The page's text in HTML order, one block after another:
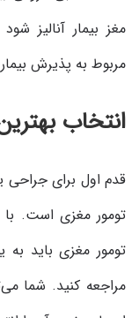
مغز بیمار آنالیز
مربوط به پذیرش
انتخاب
قدم اول برای جراحی
تومور مغزی است.
تومور مغزی باید
مراجعه کنید. شما